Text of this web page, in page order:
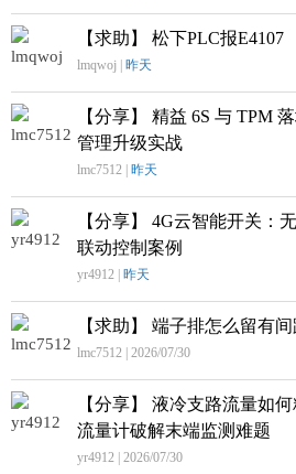
【求助】 松下PLC报E4107
lmqwoj | 昨天
【分享】 精益 6S 与 TPM
管理升级实战
lmc7512 | 昨天
【分享】 4G云智能开关：
联动控制案例
yr4912 | 昨天
【求助】 端子排怎么留有间
lmc7512 | 2026/07/30
【分享】 液冷支路流量如
流量计破解末端监测难题
yr4912 | 2026/07/30